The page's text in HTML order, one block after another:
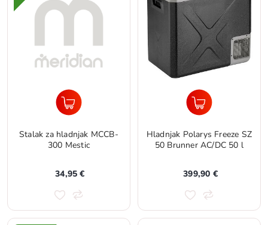
Stalak za hladnjak MCCB-
300 Mestic
34,95 €
Hladnjak Polarys Freeze SZ
50 Brunner AC/DC 50 l
399,90 €